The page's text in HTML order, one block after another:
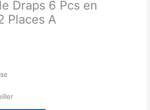
Draps 6 Pcs en
Places A